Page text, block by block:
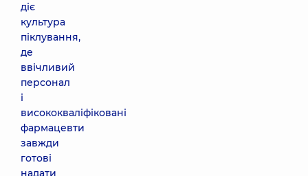
діє
культура
піклування,
де
ввічливий
персонал
і
висококваліфіковані
фармацевти
завжди
готові
надати